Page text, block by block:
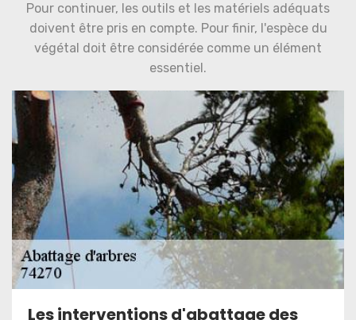
Pour continuer, les outils et les matériels adéquats
doivent être pris en compte. Pour finir, l'espèce du
végétal doit être considérée comme un élément
essentiel.
Les interventions d'abattage des